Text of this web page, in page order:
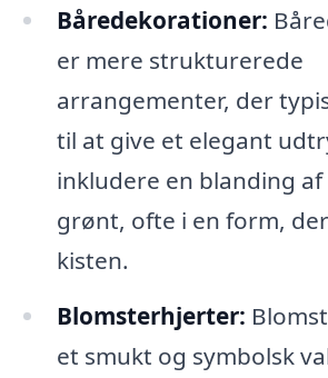
Båredekorationer:
er mere strukturerede
arrangementer, der
til at give et elegant
inkludere en blanding
grønt, ofte i en form,
kisten.
Blomsterhjerter:
et smukt og symbolsk